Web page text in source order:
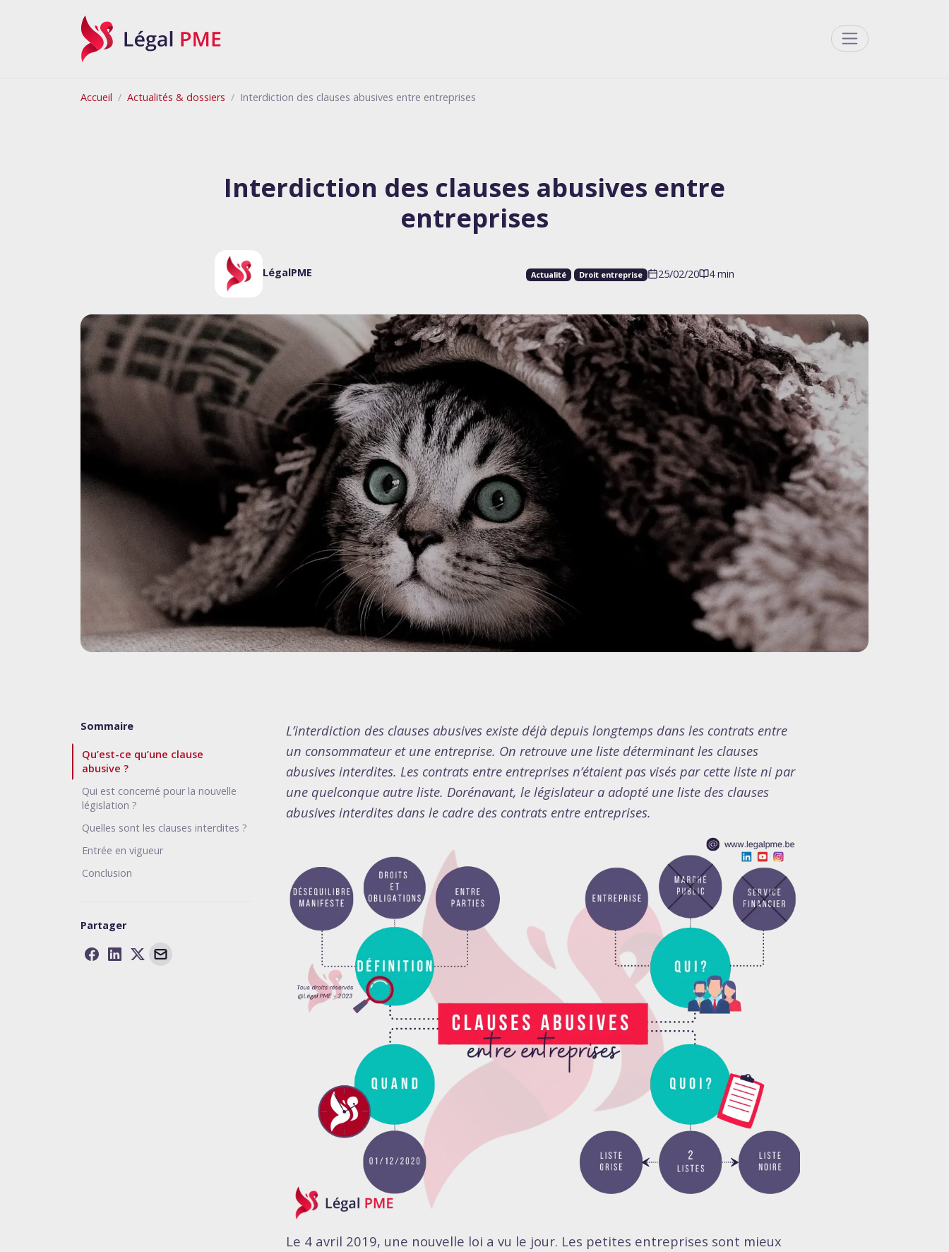
Menu
Accueil Actualités & dossiers Interdiction des clauses abusives entre entreprises
Interdiction des clauses abusives entre
entreprises
LégalPME Actualité Droit entreprise 25/02/20 4 min
Sommaire
Qu’est-ce qu’une clause
abusive ?
Qui est concerné pour la nouvelle
législation ?
Quelles sont les clauses interdites ?
Entrée en vigueur
Conclusion
Partager
L’interdiction des clauses abusives existe déjà depuis longtemps dans les contrats entre
un consommateur et une entreprise. On retrouve une liste déterminant les clauses
abusives interdites. Les contrats entre entreprises n’étaient pas visés par cette liste ni par
une quelconque autre liste. Dorénavant, le législateur a adopté une liste des clauses
abusives interdites dans le cadre des contrats entre entreprises.
Le 4 avril 2019, une nouvelle loi a vu le jour. Les petites entreprises sont mieux